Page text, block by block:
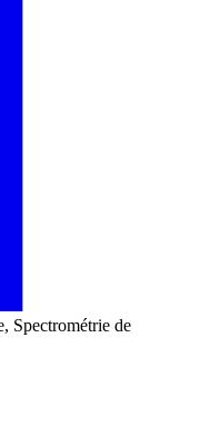
Spectrométrie de